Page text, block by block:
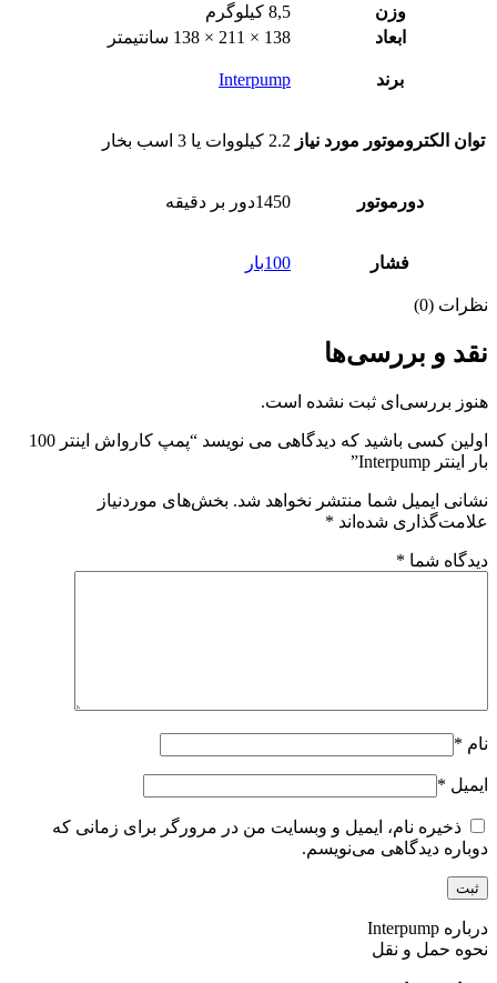
وزن
8,5 کیلوگرم
ابعاد
138 × 211 × 138 سانتیمتر
برند Interpump
توان الکتروموتور مورد نیاز 2.2 کیلووات یا 3 اسب بخار
دورموتور 1450دور بر دقیقه
فشار 100بار
نظرات (0)
نقد و بررسی‌ها
هنوز بررسی‌ای ثبت نشده است.
اولین کسی باشید که دیدگاهی می نویسد “پمپ کارواش اینتر 100
بار اینتر Interpump”
نشانی ایمیل شما منتشر نخواهد شد. بخش‌های موردنیاز
علامت‌گذاری شده‌اند *
دیدگاه شما *
نام *
ایمیل *
ذخیره نام، ایمیل و وبسایت من در مرورگر برای زمانی که
دوباره دیدگاهی می‌نویسم.
درباره Interpump
نحوه حمل و نقل